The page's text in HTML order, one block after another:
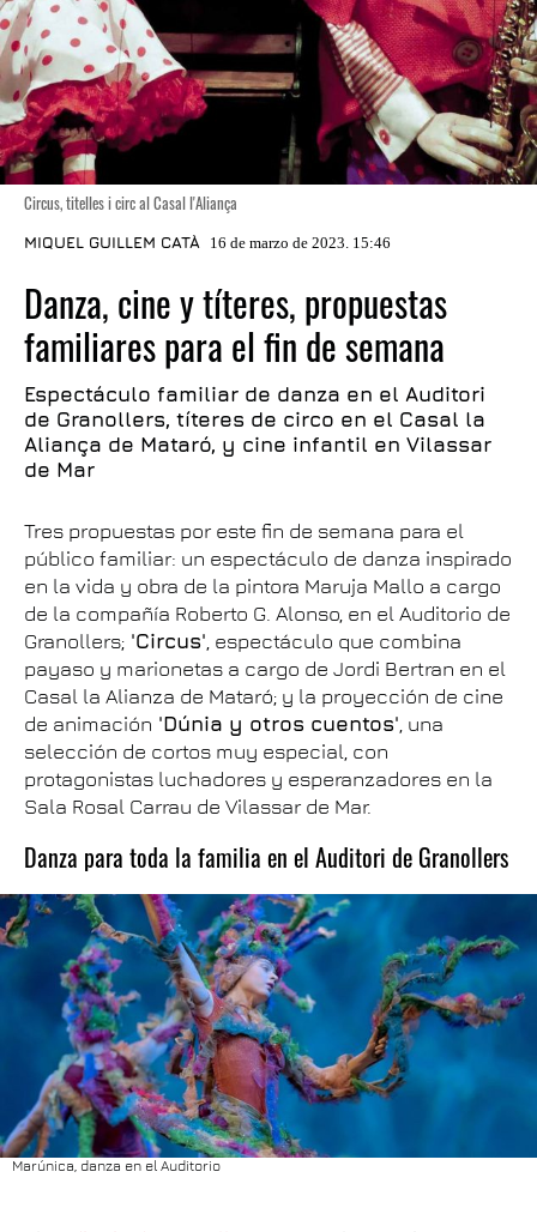
Circus, titelles i circ al Casal l'Aliança
MIQUEL GUILLEM CATÀ 16 de marzo de 2023. 15:46
Danza, cine y títeres, propuestas
familiares para el fin de semana
Espectáculo familiar de danza en el Auditori
de Granollers, títeres de circo en el Casal la
Aliança de Mataró, y cine infantil en Vilassar
de Mar
Tres propuestas por este fin de semana para el
público familiar: un espectáculo de danza inspirado
en la vida y obra de la pintora Maruja Mallo a cargo
de la compañía Roberto G. Alonso, en el Auditorio de
Granollers; 'Circus', espectáculo que combina
payaso y marionetas a cargo de Jordi Bertran en el
Casal la Alianza de Mataró; y la proyección de cine
de animación 'Dúnia y otros cuentos', una
selección de cortos muy especial, con
protagonistas luchadores y esperanzadores en la
Sala Rosal Carrau de Vilassar de Mar.
Danza para toda la familia en el Auditori de Granollers
Marúnica, danza en el Auditorio